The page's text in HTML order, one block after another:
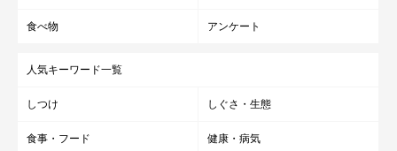
食べ物 アンケート
人気キーワード一覧
しつけ しぐさ・生態
食事・フード 健康・病気